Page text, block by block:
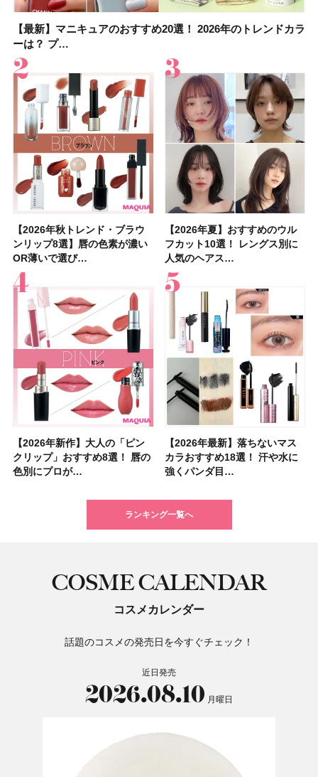
【最新】マニキュアのおすすめ20選！ 2026年のトレンドカラ
ーは？ プ…
【2026年秋トレンド・ブラウ
ンリップ8選】唇の色素が濃い
OR薄いで選び…
【2026年夏】おすすめのウル
フカット10選！ レングス別に
人気のヘアス…
【2026年新作】大人の「ピン
クリップ」おすすめ8選！ 唇の
色別にプロが…
【2026年最新】落ちないマス
カラおすすめ18選！ 汗や水に
強くパンダ目…
大野真理子さんのリピ買い「ブライトニング」14選！ 透明肌
の秘訣を公開
【石井美保さん】おすすめの
「ブライトニング」11選！ ス
キンケアからサプ…
【上田竜也さんのマイベストコ
スメ５選】大人になって開眼し
たからこそ愛が深…
【クリスマスコフレ2026】ク
リニークのホリデーコフレを一
挙紹介！ 人気…
【2026夏】「大人のニキビケ
ア」ランキングTOP5！＜マキ
アビューティ…
【最新】マニキュアのおすすめ20選！ 2026年のトレンドカラ
ーは？ プ…
【2026年秋トレンド・ブラウ
ンリップ8選】唇の色素が濃い
OR薄いで選び…
【2026年新作】大人の「ピン
クリップ」おすすめ8選！ 唇の
色別にプロが…
【2026年最新】落ちないマス
カラおすすめ18選！ 汗や水に
強くパンダ目…
シャネルの新作リップ「ルージ
ュ ココ イドゥラ グロス」全15
色スウォッ…
【2026夏】「香水・フレグランス」ランキングTOP5！＜美
容マニア・マ…
【2026年】ボディ用日焼け止
めUVのおすすめ20選！ この夏
注目の人気…
【クリスマスコフレ2026】
HACCIのホリデーギフトが豪華
すぎると話題…
【石井美保さん・50歳のボディ
ケア愛用品16選】首・手・バス
トのパーツケ…
【ニベア】美容液リップクリー
ム＆ボディスクラブが新登場！
大人気の色付き…
【板野友美さんの美活】「実はうねりやすいクセ毛なんで
す」美しいロングヘア…
【簡単・夏バテ防止レシピ12
選】食欲がない日にもおすす
め！ さっぱりご飯…
【美容系・伊能忠敬界隈】上西
星来さんは5年間1日1万歩を継
続！ 歩くとき…
【石井美保さんのおすすめお菓
子＆お茶10選】手土産にもぴっ
たり
【40代以上におすすめのプロテ
イン10選】美と健康に不可欠な
タンパク質を…
【2026年夏】40代におすすめの髪型30選！ 若く見える・手
入れが楽な…
【2026年夏】おすすめのウル
フカット10選！ レングス別に
人気のヘアス…
【2026年夏】おすすめの髪型
36選！ショート・ボブ・ミディ
アム・ロング…
【2026年夏】小顔に見えるボ
ブの髪型37選！ レイヤー・切
りっぱなしな…
【最新】髪のうねり・広がり・
くせ毛におすすめのシャンプー
17選
【フォロー＆いいねで当たる】中国割烹旅館 掬水亭の宿泊券
を1組2名様にプ…
【鈴木えみさんの愛用品30選】
コスメ・スキンケア・ヘアケア
etc.お気に…
【橋本環奈さんの美容Q&A】
顔用コスメで全身ケア！「お尻
や脚も喜んでくれ…
【ILLIT（アイリット）ライブ
レポ】TOYOTA ARENA
TOKY…
【無印良品】スキンケア×衣料
素材の最強タッグで実現！ 着
るだけで保湿でき…
【セザンヌ】「ブライトカラーシーラー」新色グリーンが8/7
に発売｜既存色…
【セザンヌ】8/7新色追加！
「ウォータリーティントリップ
」10モモピュ…
【スック2026新作】秋コレク
ションを全品スウォッチ&イエ
ベブルベ分け！
【ルナソルアイシャドウ】アイ
カラーレーションN新色・限定
色をイエベ・ブ…
ツヤ好きの人生チーク！エナモ
ル メロウメルティングチーク
限定〈102 ロ…
ランキング一覧へ
COSME CALENDAR
コスメカレンダー
話題のコスメの発売日を今すぐチェック！
近日発売
2026.08.10 月曜日